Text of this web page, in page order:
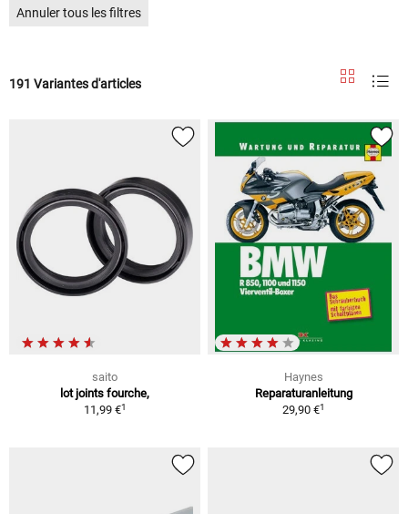
Annuler tous les filtres
191 Variantes d'articles
saito
lot joints fourche,
11,99 €1
Haynes
Reparaturanleitung
29,90 €1